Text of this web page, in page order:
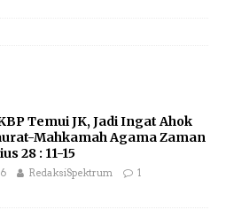
Temui JK, Jadi Ingat Ahok
Mahkamah Agama Zaman
28 : 11-15
RedaksiSpektrum 1